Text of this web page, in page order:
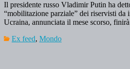
Il presidente russo Vladimir Putin ha
“mobilitazione parziale” dei riservisti da
Ucraina, annunciata il mese scorso,
Ex feed, Mondo